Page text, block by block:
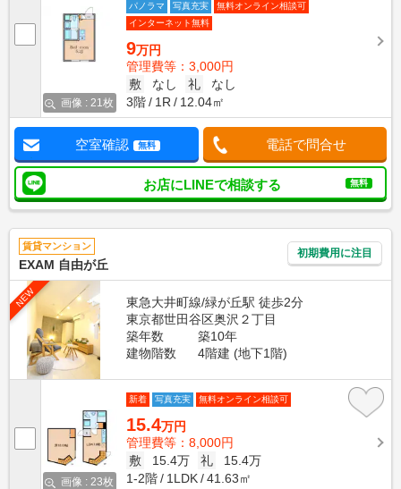
画像 : 21枚
パノラマ
写真充実
無料オンライン相談可
インターネット無料
9万円
管理費等：3,000円
敷
なし 礼
なし
3階
1R 12.04㎡
空室確認 無料 電話で問合せ
お店にLINEで相談する 無料
賃貸マンション
EXAM 自由が丘
初期費用に注目
NEW
東急大井町線/緑が丘駅 徒歩2分
東京都世田谷区奥沢２丁目
築年数
築10年
建物階数
4階建 (地下1階)
画像 : 23枚
新着 写真充実 無料オンライン相談可
15.4万円
管理費等：8,000円
敷
15.4万 礼
15.4万
1-2階
1LDK 41.63㎡